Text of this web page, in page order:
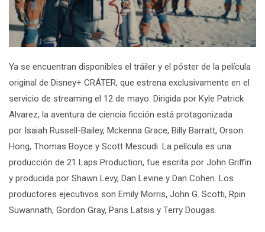
Ya se encuentran disponibles el tráiler y el póster de la película
original de Disney+ CRÁTER, que estrena exclusivamente en el
servicio de streaming el 12 de mayo. Dirigida por Kyle Patrick
Alvarez, la aventura de ciencia ficción está protagonizada
por Isaiah Russell-Bailey, Mckenna Grace, Billy Barratt, Orson
Hong, Thomas Boyce y Scott Mescudi. La película es una
producción de 21 Laps Production, fue escrita por John Griffin
y producida por Shawn Levy, Dan Levine y Dan Cohen. Los
productores ejecutivos son Emily Morris, John G. Scotti, Rpin
Suwannath, Gordon Gray, Paris Latsis y Terry Dougas.